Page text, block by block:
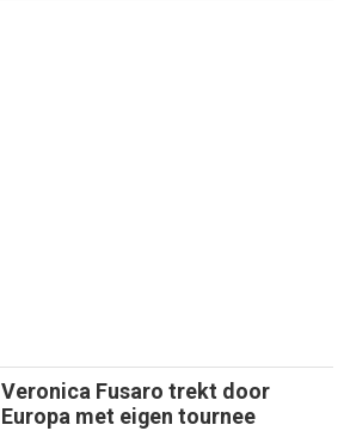
Veronica Fusaro trekt door
Europa met eigen tournee